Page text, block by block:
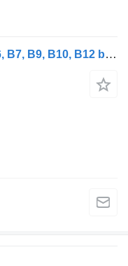
Goodyear B9 (01.02-) za Volvo B6, B7, B9, B10, B12 bus (1978-2011)